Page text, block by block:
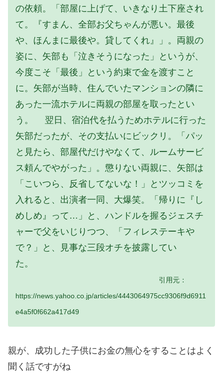
の依頼。「部屋に上げて、いきなり土下座され
て。『すまん、全部お父ちゃんが悪い。最後
や、ほんまに最後や。貸してくれ』」。両親の
姿に、矢部も「泣きそうになった」というが、
今度こそ「最後」という約束で金を渡すこと
に。矢部が当時、住んでいたマンションの隣に
あった一流ホテルに両親の部屋を取ったとい
う。 翌日、宿泊代を払うためホテルに行った
矢部だったが、その支払いにビックリ。「パッ
と見たら、部屋代だけやなくて、ルームサービ
ス頼んでやがった」。懲りない両親に、矢部は
「こいつら、反省してないな！」とツッコミを
入れると、出演者一同、大爆笑。「帰りに『し
めしめ』って…」と、ハンドルを握るジェスチ
ャーで父をいじりつつ、「フィレステーキや
で？」と、見事な三段オチを披露してい
た。
引用元：
https://news.yahoo.co.jp/articles/4443064975cc9306f9d6911
e4a5f0f662a417d49
親が、成功した子供にお金の無心をすることはよく
聞く話ですがね